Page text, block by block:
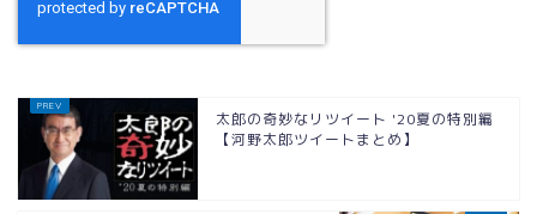
太郎の奇妙なリツイート '20夏の特別編
【河野太郎ツイートまとめ】